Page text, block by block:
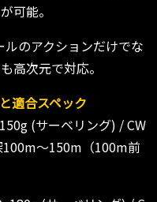
可能。
ルのアクションだけでな
高次元で対応。
適合スペック
(サーベリング) / CW
〜150m（100m前